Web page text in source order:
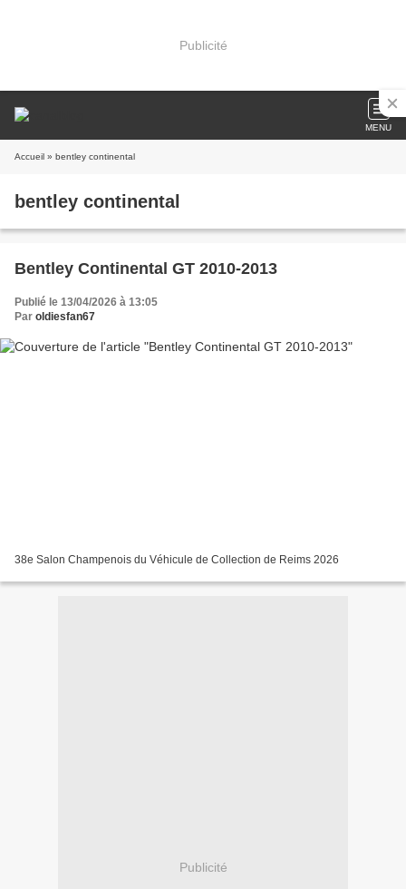
Publicité
MENU
Accueil » bentley continental
bentley continental
Bentley Continental GT 2010-2013
Publié le 13/04/2026 à 13:05
Par oldiesfan67
38e Salon Champenois du Véhicule de Collection de Reims 2026
Publicité